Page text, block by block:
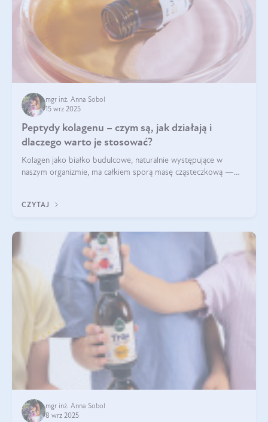
mgr inż. Anna Sobol
15 wrz 2025
Peptydy kolagenu – czym są, jak działają i
dlaczego warto je stosować?
Kolagen jako białko budulcowe, naturalnie występujące w
naszym organizmie, ma całkiem sporą masę cząsteczkową —
bardziej biodostępny
CZYTAJ
mgr inż. Anna Sobol
8 wrz 2025